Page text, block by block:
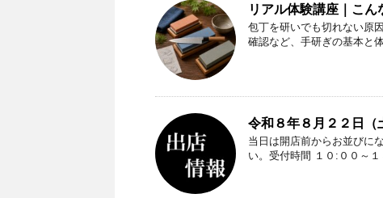
リアル体験講座｜こ
包丁を研いでも切れない原
確認など、手研ぎの基本と
令和８年８月２２日
当日は開店前からお並びに
い。受付時間 １０:００～